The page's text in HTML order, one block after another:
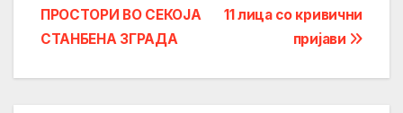
11 лица со кривични
пријави
ПРОСТОРИ ВО СЕКОЈА
СТАНБЕНА ЗГРАДА